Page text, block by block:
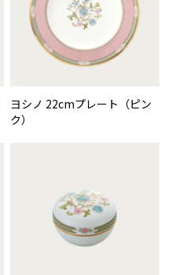
ヨシノ 22cmプレート（ピン
ク）